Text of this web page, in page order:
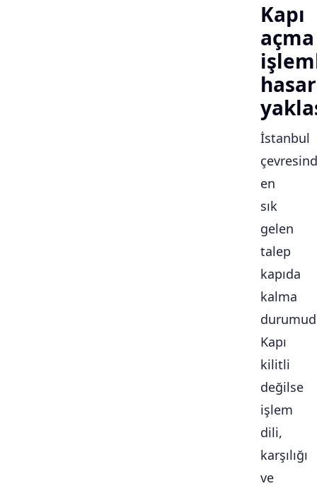
Kapı
açma
İstanbul
en
sık
gelen
talep
kapıda
kalma
Kapı
kilitli
değilse
işlem
dili,
karşılığı
ve